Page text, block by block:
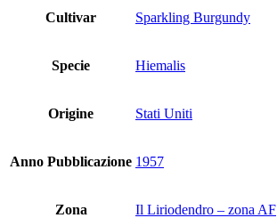
Cultivar Sparkling Burgundy
Specie Hiemalis
Origine Stati Uniti
Anno Pubblicazione 1957
Zona Il Liriodendro – zona AF